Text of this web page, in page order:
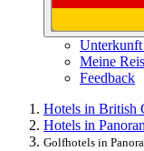
Unterkunft
Meine
Feedback
Hotels in British
Hotels in
Golfhotels in